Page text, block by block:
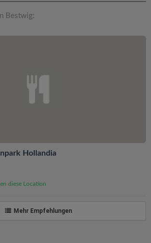
Bestwig:
Hollandia
diese Location
Mehr Empfehlungen